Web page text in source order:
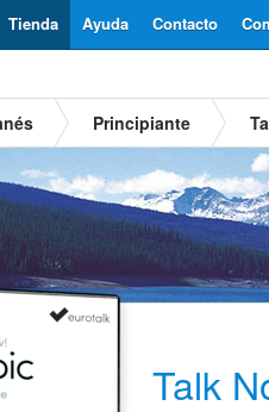
Contacto
Ayuda
Tienda
Principiante
Talk